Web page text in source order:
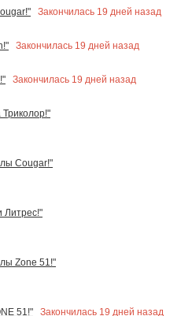
Закончилась 19 дней назад
Закончилась 19 дней назад
Закончилась 19 дней назад
Cougar!"
Литрес!"
Zone 51!"
51!"
Закончилась 19 дней назад